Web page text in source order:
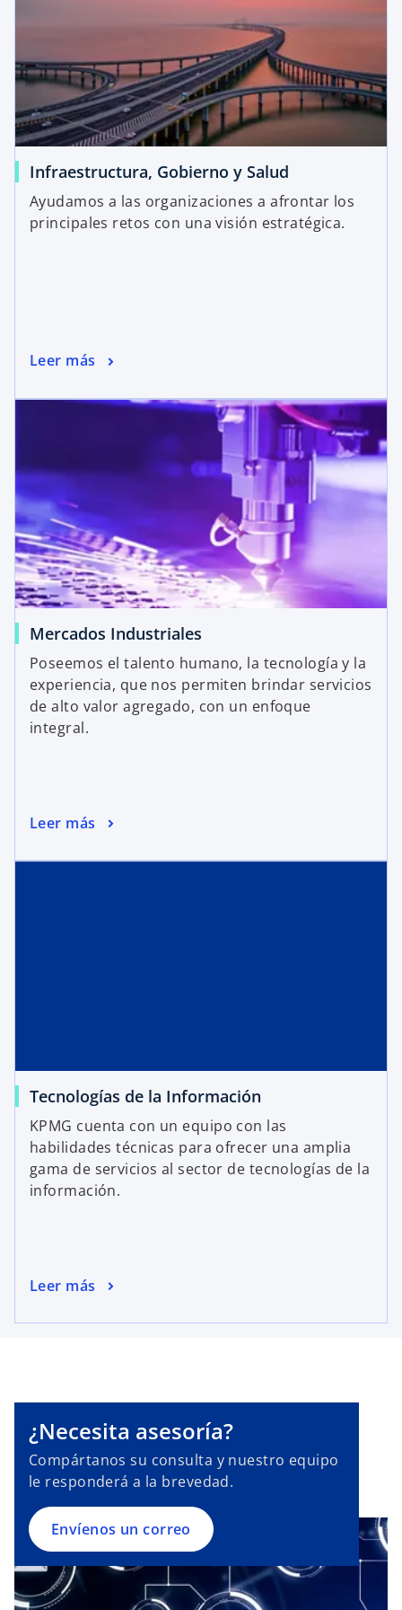
Infraestructura, Gobierno y Salud
Ayudamos a las organizaciones a afrontar los
principales retos con una visión estratégica.
Leer más
Mercados Industriales
Poseemos el talento humano, la tecnología y la
experiencia, que nos permiten brindar servicios
de alto valor agregado, con un enfoque
integral.
Leer más
Tecnologías de la Información
KPMG cuenta con un equipo con las
habilidades técnicas para ofrecer una amplia
gama de servicios al sector de tecnologías de la
información.
Leer más
¿Necesita asesoría?
Compártanos su consulta y nuestro equipo
le responderá a la brevedad.
Envíenos un correo
a
n
u
n
e
s